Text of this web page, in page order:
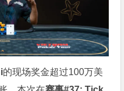
的现场奖金超过100万美